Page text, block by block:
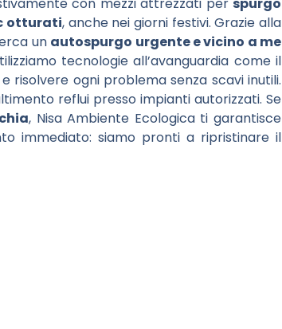
otturati, anche nei giorni festivi. Grazie alla
un autospurgo urgente e vicino a me
tecnologie all’avanguardia come il
risolvere ogni problema senza scavi inutili.
reflui presso impianti autorizzati. Se
, Nisa Ambiente Ecologica ti garantisce
immediato: siamo pronti a ripristinare il